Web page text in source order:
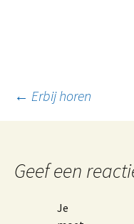
← Erbij horen
Geef een
Je